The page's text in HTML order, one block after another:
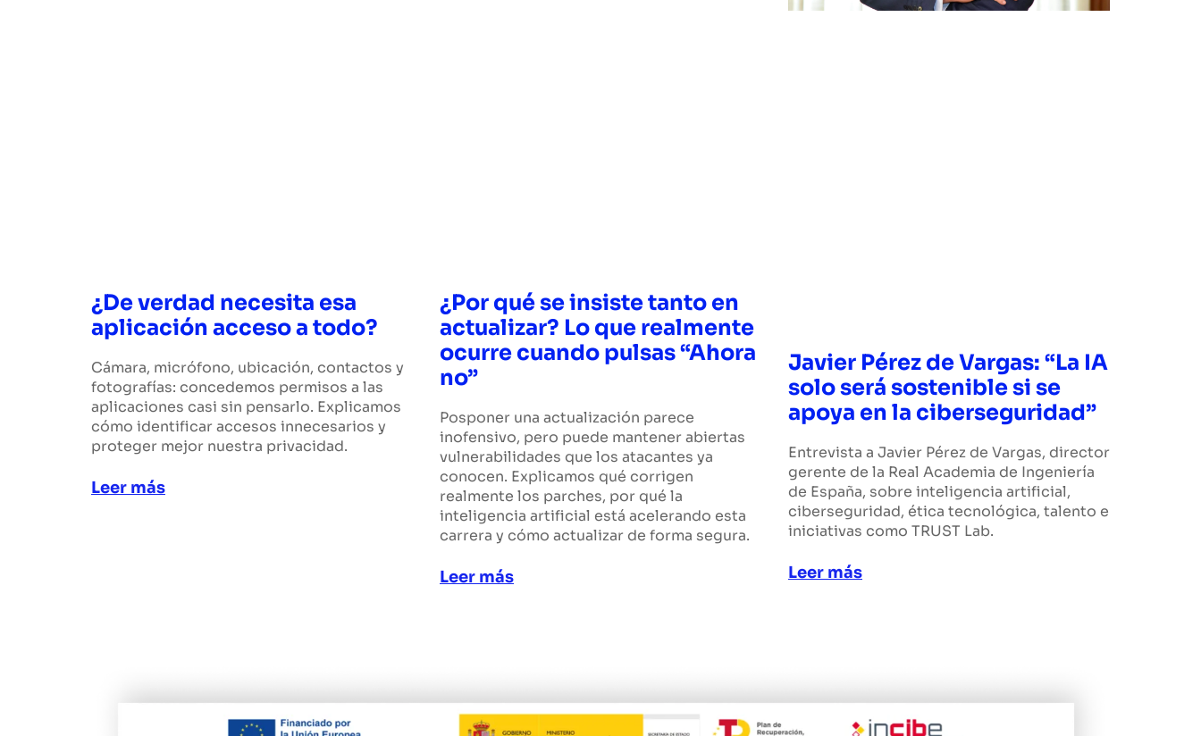
¿De verdad necesita esa
aplicación acceso a todo?
Cámara, micrófono, ubicación, contactos y
fotografías: concedemos permisos a las
aplicaciones casi sin pensarlo. Explicamos
cómo identificar accesos innecesarios y
proteger mejor nuestra privacidad.
Leer más
¿Por qué se insiste tanto en
actualizar? Lo que realmente
ocurre cuando pulsas “Ahora
no”
Posponer una actualización parece
inofensivo, pero puede mantener abiertas
vulnerabilidades que los atacantes ya
conocen. Explicamos qué corrigen
realmente los parches, por qué la
inteligencia artificial está acelerando esta
carrera y cómo actualizar de forma segura.
Leer más
Javier Pérez de Vargas: “La IA
solo será sostenible si se
apoya en la ciberseguridad”
Entrevista a Javier Pérez de Vargas, director
gerente de la Real Academia de Ingeniería
de España, sobre inteligencia artificial,
ciberseguridad, ética tecnológica, talento e
iniciativas como TRUST Lab.
Leer más